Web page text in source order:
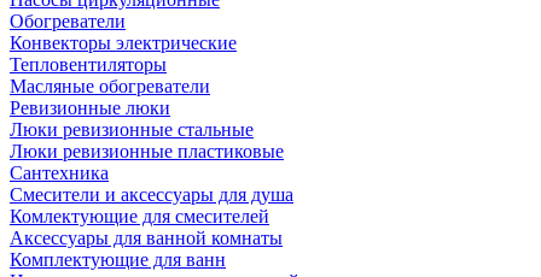
Обогреватели
Конвекторы электрические
Тепловентиляторы
Масляные обогреватели
Ревизионные люки
Люки ревизионные стальные
Люки ревизионные пластиковые
Сантехника
Смесители и аксессуары для душа
Комлектующие для смесителей
Аксессуары для ванной комнаты
Комплектующие для ванн